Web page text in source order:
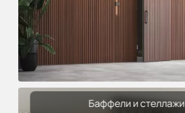
Баффели и стеллажи